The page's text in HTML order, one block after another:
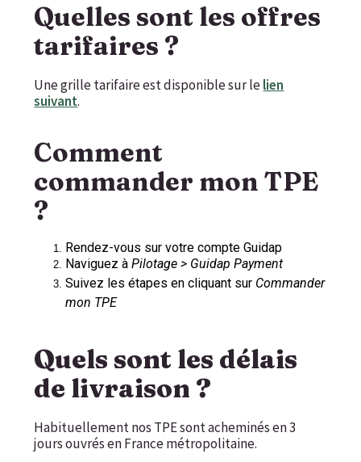
Quelles sont les offres
tarifaires ?
Une grille tarifaire est disponible sur lelien
suivant.
Comment
commander mon TPE
?
Rendez-vous sur votre compte Guidap
Naviguez àPilotage > Guidap Payment
Suivez les étapes en cliquant sur Commander
mon TPE
Quels sont les délais
de livraison ?
Habituellement nos TPE sont acheminés en 3
jours ouvrés en France métropolitaine.